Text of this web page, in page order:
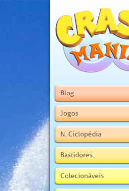
Blog
Jogos
N. Ciclopédia
Bastidores
Colecionáveis